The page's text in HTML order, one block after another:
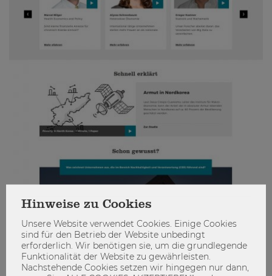
Wie findest du die neue Seite?
Hinweise zu Cookies
Unsere Website verwendet Cookies. Einige Cookies
sind für den Betrieb der Website unbedingt
erforderlich. Wir benötigen sie, um die grundlegende
Funktionalität der Website zu gewährleisten.
Nachstehende Cookies setzen wir hingegen nur dann,